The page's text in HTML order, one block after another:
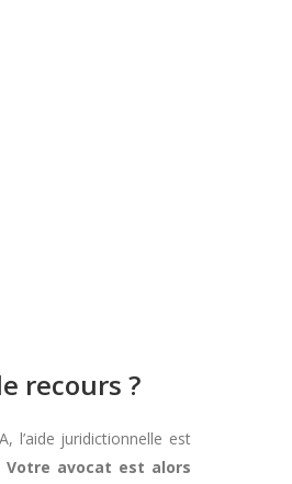
recours ?
l’aide juridictionnelle est
Votre avocat est alors